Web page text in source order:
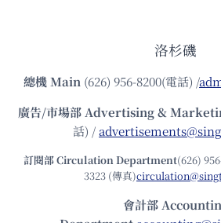
洛杉磯
總機Main (626) 956-8200(電話) /
廣告/市場部Advertising &
話) /
訂閱部 Circulation Department(626)
3323 (傳真)
會計部